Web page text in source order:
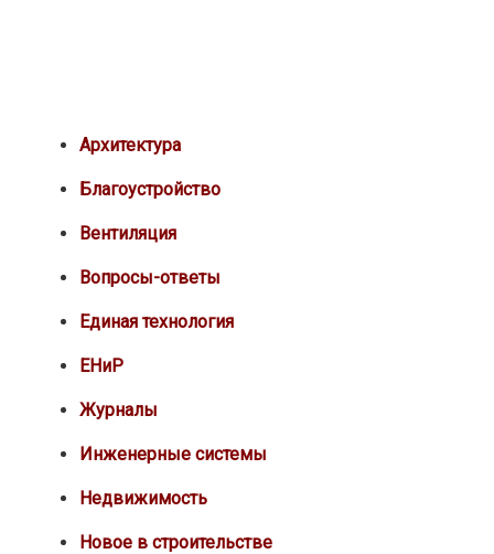
Архитектура
Благоустройство
Вентиляция
Вопросы-ответы
Единая технология
ЕНиР
Журналы
Инженерные системы
Недвижимость
Новое в строительстве